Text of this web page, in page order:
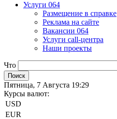
Услуги 064
Размещение в справке
Реклама на сайте
Вакансии 064
Услуги call-центра
Наши проекты
Что
Пятница, 7 Августа 19:29
Курсы валют:
USD
EUR